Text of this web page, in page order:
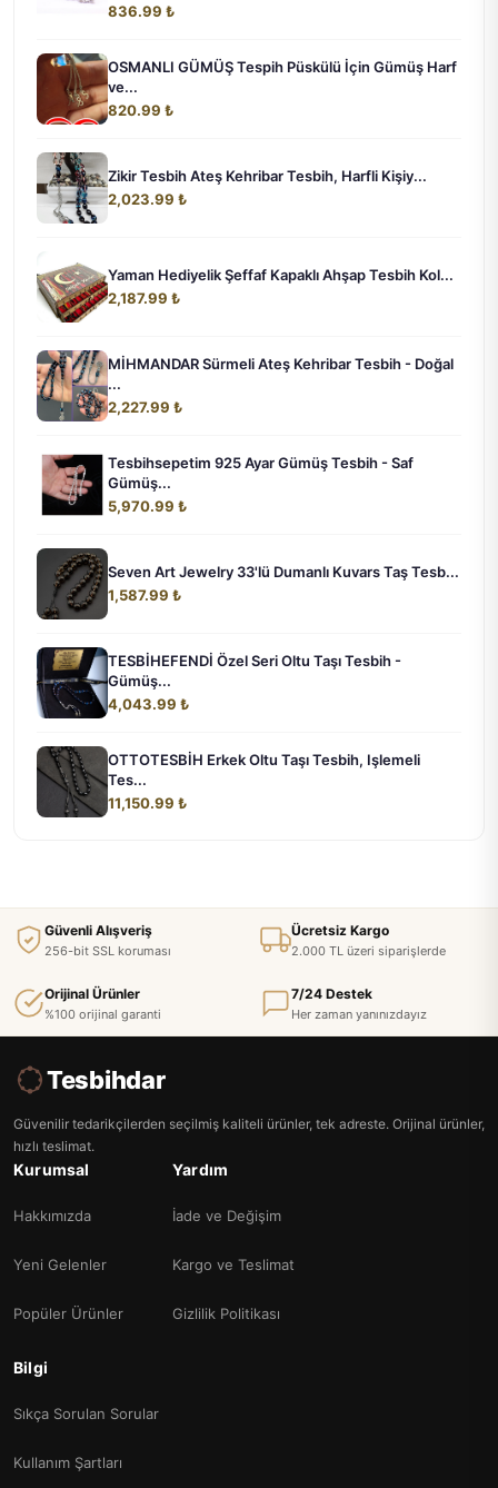
836.99 ₺
OSMANLI GÜMÜŞ Tespih Püskülü İçin Gümüş Harf
ve...
820.99 ₺
Zikir Tesbih Ateş Kehribar Tesbih, Harfli Kişiy...
2,023.99 ₺
Yaman Hediyelik Şeffaf Kapaklı Ahşap Tesbih Kol...
2,187.99 ₺
MİHMANDAR Sürmeli Ateş Kehribar Tesbih - Doğal
...
2,227.99 ₺
Tesbihsepetim 925 Ayar Gümüş Tesbih - Saf
Gümüş...
5,970.99 ₺
Seven Art Jewelry 33'lü Dumanlı Kuvars Taş Tesb...
1,587.99 ₺
TESBİHEFENDİ Özel Seri Oltu Taşı Tesbih -
Gümüş...
4,043.99 ₺
OTTOTESBİH Erkek Oltu Taşı Tesbih, Işlemeli
Tes...
11,150.99 ₺
Güvenli Alışveriş
256-bit SSL koruması
Ücretsiz Kargo
2.000 TL üzeri siparişlerde
Orijinal Ürünler
%100 orijinal garanti
7/24 Destek
Her zaman yanınızdayız
Tesbihdar
Güvenilir tedarikçilerden seçilmiş kaliteli ürünler, tek adreste. Orijinal ürünler,
hızlı teslimat.
Kurumsal
Hakkımızda
Yeni Gelenler
Popüler Ürünler
Yardım
İade ve Değişim
Kargo ve Teslimat
Gizlilik Politikası
Bilgi
Sıkça Sorulan Sorular
Kullanım Şartları